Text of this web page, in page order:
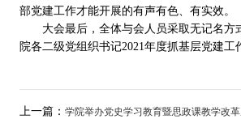
部党建工作才能开展的有声有色、有实效。
大会最后，全体与会人员采取无记名方
院各二级党组织书记2021年度抓基层党建工
上一篇： 学院举办党史学习教育暨思政课教学改